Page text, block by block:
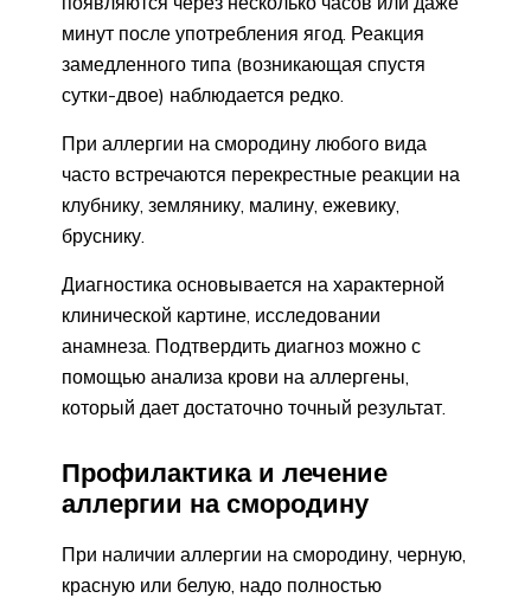
минут после употребления ягод. Реакция
замедленного типа (возникающая спустя
сутки-двое) наблюдается редко.
При аллергии на смородину любого вида
часто встречаются перекрестные реакции на
клубнику, землянику, малину, ежевику,
бруснику.
Диагностика основывается на характерной
клинической картине, исследовании
анамнеза. Подтвердить диагноз можно с
помощью анализа крови на аллергены,
который дает достаточно точный результат.
Профилактика и лечение
аллергии на смородину
При наличии аллергии на смородину, черную,
красную или белую, надо полностью